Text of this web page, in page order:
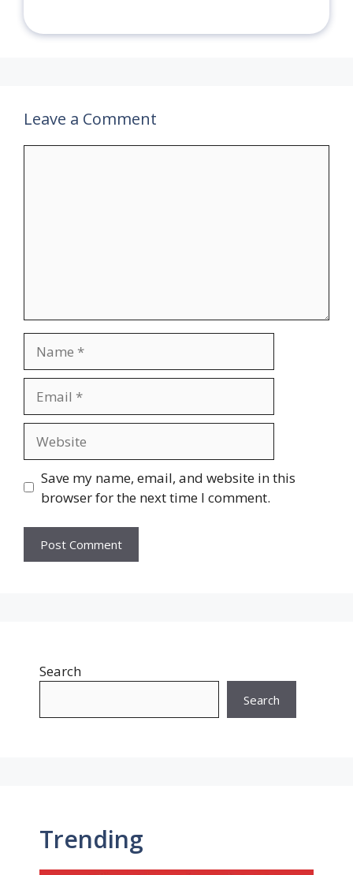
Leave a Comment
Save my name, email, and website in this
browser for the next time I comment.
Search
Search
Trending